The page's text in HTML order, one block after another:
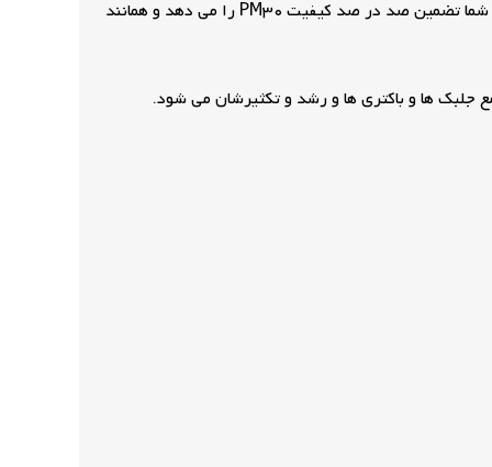
طبق آزمایشات صورت گرفته روی چسب آب بندی نانو پلاس پارس مهر و دیگر محصولات موجود در بازار کارخانه رنگ و رزین پارس مهر به شما تضمین صد در صد کیفیت PM30 را می دهد و همانند
ها و باکتری ها و رشد و تکثیرشان می شود.